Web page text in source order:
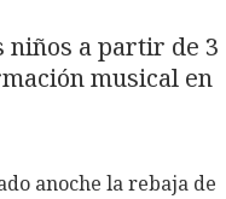
niños a partir de 3
musical en
anoche la rebaja de